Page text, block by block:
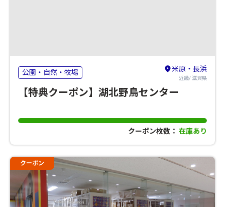
公園・自然・牧場 米原・長浜
近畿/ 滋賀県
【特典クーポン】湖北野鳥センター
クーポン枚数： 在庫あり
クーポン